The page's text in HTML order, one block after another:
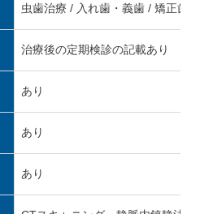
虫歯治療 / 入れ歯・義歯 / 矯正歯
治療後の定期検診の記載あり
あり
あり
あり